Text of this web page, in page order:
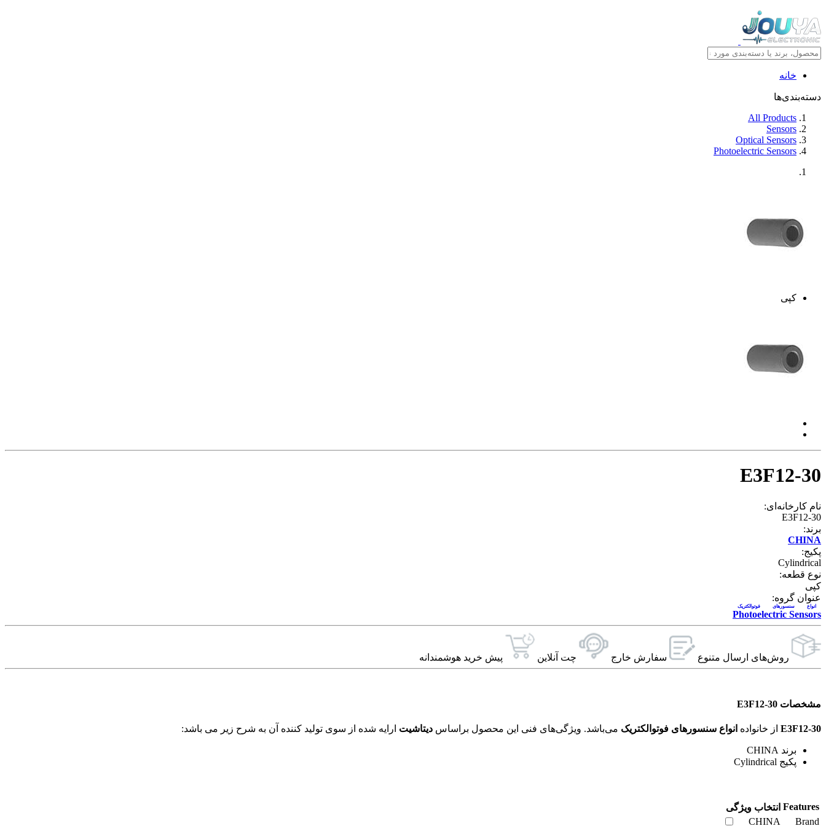
خانه
دسته‌بندی‌ها
All Products
Sensors
Optical Sensors
Photoelectric Sensors
کپی
E3F12-30
نام کارخانه‌ای:
E3F12-30
برند:
CHINA
پکیج:
Cylindrical
نوع قطعه:
کپی
عنوان گروه:
Photoelectric Sensors
انواع سنسورهای فوتوالکتریک
روش‌های ارسال‌ متنوع سفارش خارج چت آنلاین پیش خرید هوشمندانه
مشخصات E3F12-30
E3F12-30 از خانواده انواع سنسورهای فوتوالکتریک دیتاشیت ارایه شده از سوی تولید کننده آن به شرح زیر می باشد:
برند CHINA
پکیج Cylindrical
Features انتخاب ویژگی
Brand
CHINA